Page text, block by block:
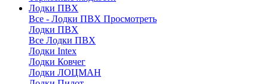
Лодки ПВХ
Все - Лодки ПВХ Просмотреть
Лодки ПВХ
Все Лодки ПВХ
Лодки Intex
Лодки Ковчег
Лодки ЛОЦМАН